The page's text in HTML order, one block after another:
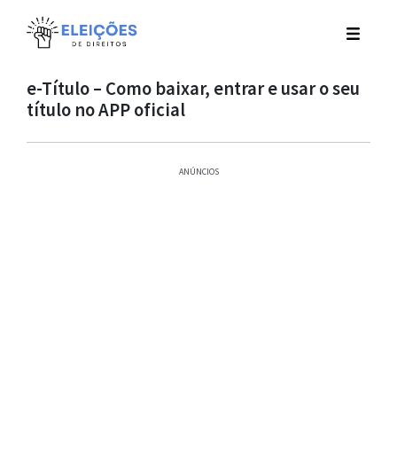
e-Título – Como baixar, entrar e usar o seu
título no APP oficial
ANÚNCIOS